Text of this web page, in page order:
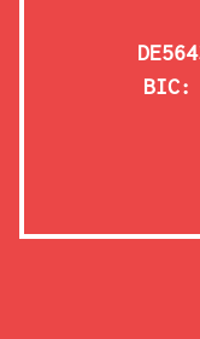
BIC: